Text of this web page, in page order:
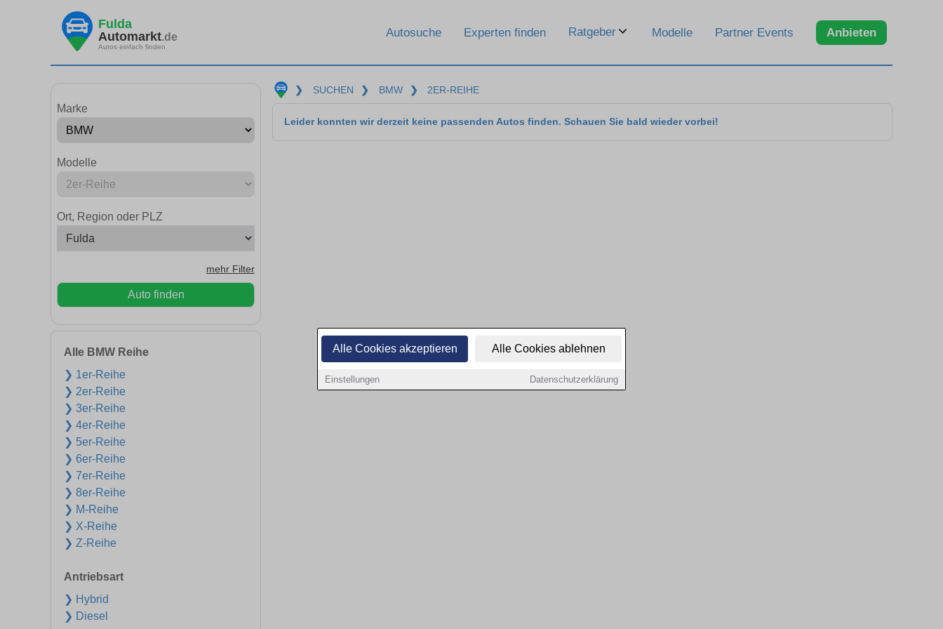
Alle Cookies akzeptieren Alle Cookies ablehnen
Einstellungen Datenschutzerklärung
Fulda
Automarkt.de
Autos einfach finden
Autosuche Experten finden Ratgeber Modelle Partner Events Anbieten
Marke
Modelle
Ort, Region oder PLZ
mehr Filter
Auto finden
Alle BMW Reihe
❯ 1er-Reihe
❯ 2er-Reihe
❯ 3er-Reihe
❯ 4er-Reihe
❯ 5er-Reihe
❯ 6er-Reihe
❯ 7er-Reihe
❯ 8er-Reihe
❯ M-Reihe
❯ X-Reihe
❯ Z-Reihe
Antriebsart
❯ Hybrid
❯ Diesel
❯ SUCHEN ❯ BMW ❯ 2ER-REIHE
Leider konnten wir derzeit keine passenden Autos finden. Schauen Sie bald wieder vorbei!